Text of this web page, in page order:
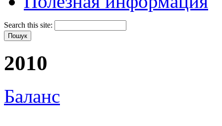
Search this site:
2010
Баланс